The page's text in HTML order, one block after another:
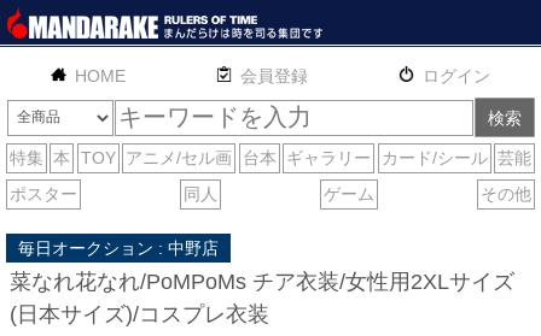
HOME English 通販 サイトマップ お問い合わせ
毎日オークション : 中野店
菜なれ花なれ/PoMPoMs チア衣装/女性用2XLサイズ
(日本サイズ)/コスプレ衣装